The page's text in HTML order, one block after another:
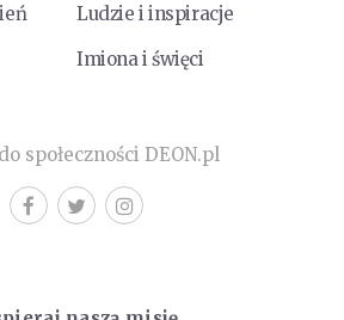
Ludzie i inspiracje
Imiona i święci
społeczności DEON.pl